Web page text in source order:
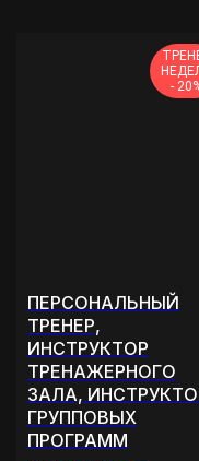
-
ПЕРСОНАЛЬНЫЙ
ТРЕНЕР,
ИНСТРУКТОР
ТРЕНАЖЕРНОГО
ЗАЛА,
ГРУППОВЫХ
ПРОГРАММ